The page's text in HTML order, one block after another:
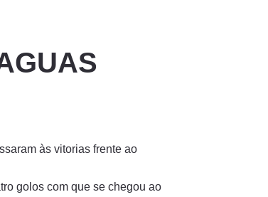
às vitorias frente ao
golos com que se chegou ao